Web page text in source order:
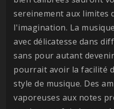
sereinement aux limites
l'imagination. La
avec délicatesse dans
sans pour autant
pourrait avoir la facilité
style de musique. Des
vaporeuses aux notes